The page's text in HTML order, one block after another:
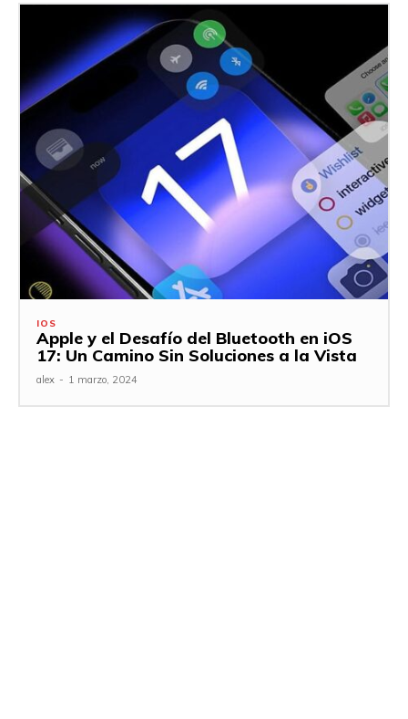
IOS
Apple y el Desafío del Bluetooth en iOS
17: Un Camino Sin Soluciones a la Vista
alex - 1 marzo, 2024